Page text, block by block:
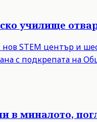
училище
нов STEM център и
с подкрепата на
в миналото,